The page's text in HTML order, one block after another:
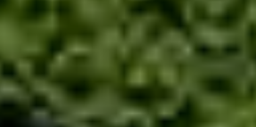
Atollo diBaa